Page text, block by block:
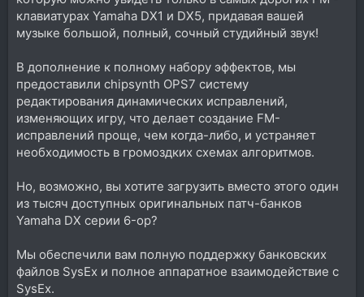
клавиатурах Yamaha DX1 и DX5, придавая вашей
музыке большой, полный, сочный студийный звук!
В дополнение к полному набору эффектов, мы
предоставили chipsynth OPS7 систему
редактирования динамических исправлений,
изменяющих игру, что делает создание FM-
исправлений проще, чем когда-либо, и устраняет
необходимость в громоздких схемах алгоритмов.
Но, возможно, вы хотите загрузить вместо этого один
из тысяч доступных оригинальных патч-банков
Yamaha DX серии 6-op?
Мы обеспечили вам полную поддержку банковских
файлов SysEx и полное аппаратное взаимодействие с
SysEx.